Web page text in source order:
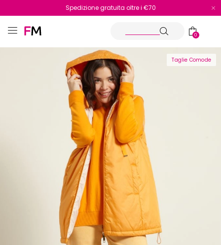
Reso facile e veloce
Spedizione gratuita oltre i €70
0
Taglie Comode